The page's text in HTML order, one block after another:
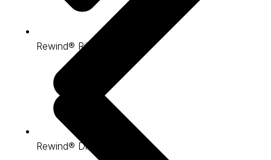
Rewind® Rib
Rewind® Dilour